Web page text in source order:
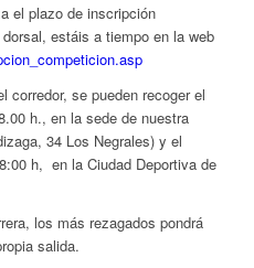
el plazo de inscripción
estáis a tiempo en la web
corredor, se pueden recoger el
h., en la sede de nuestra
34 Los Negrales) y el
h, en la Ciudad Deportiva de
los más rezagados pondrá
salida.